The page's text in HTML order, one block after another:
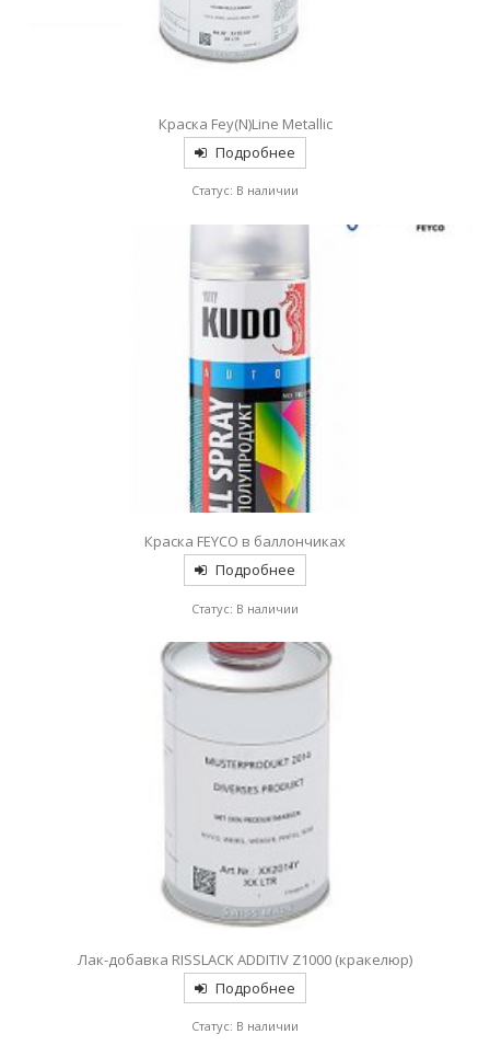
Краска Fey(N)Line Metallic
Подробнее
Статус: В наличии
Краска FEYCO в баллончиках
Подробнее
Статус: В наличии
Лак-добавка RISSLACK ADDITIV Z1000 (кракелюр)
Подробнее
Статус: В наличии